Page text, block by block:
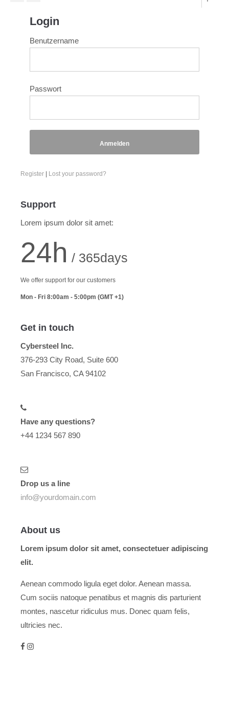
Login
Benutzername
Passwort
Anmelden
Register | Lost your password?
Support
Lorem ipsum dolor sit amet:
24h / 365days
We offer support for our customers
Mon - Fri 8:00am - 5:00pm (GMT +1)
Get in touch
Cybersteel Inc.
376-293 City Road, Suite 600
San Francisco, CA 94102
Have any questions?
+44 1234 567 890
Drop us a line
info@yourdomain.com
About us
Lorem ipsum dolor sit amet, consectetuer adipiscing
elit.
Aenean commodo ligula eget dolor. Aenean massa.
Cum sociis natoque penatibus et magnis dis parturient
montes, nascetur ridiculus mus. Donec quam felis,
ultricies nec.